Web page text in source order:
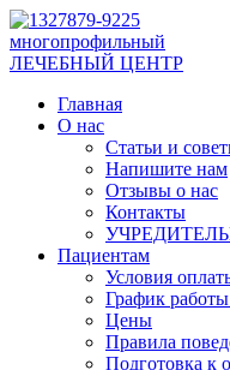
многопрофильный
ЛЕЧЕБНЫЙ ЦЕНТР
Главная
О нас
Статьи и
Напишите нам
Отзывы о нас
Контакты
Пациентам
Условия
График работы
Цены
Правила
Подготовка к